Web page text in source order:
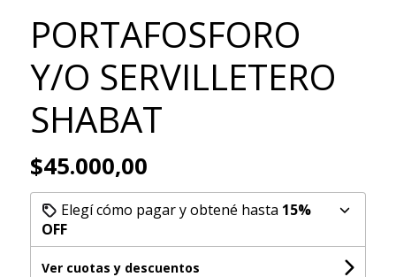
PORTAFOSFORO
Y/O SERVILLETERO
SHABAT
$45.000,00
Elegí cómo pagar y obtené hasta 15%
OFF
Ver cuotas y descuentos